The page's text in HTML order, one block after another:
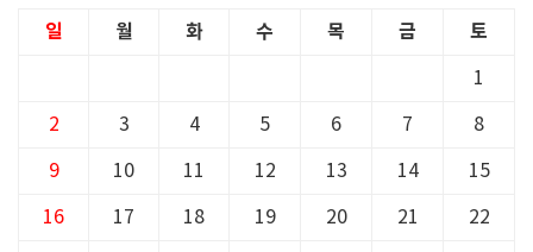
일 월 화 수 목 금 토
1
2 3 4 5 6 7 8
9 10 11 12 13 14 15
16 17 18 19 20 21 22